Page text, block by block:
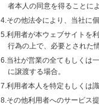
者本人の同意を得ることに
4.その他法令により、当社に
5.利用者が本ウェブサイトを
行為の上で、必要とされた
6.当社が営業の全てもしくは
に譲渡する場合。
7.利用者本人を特定もしくは
8.その他利用者へのサービス